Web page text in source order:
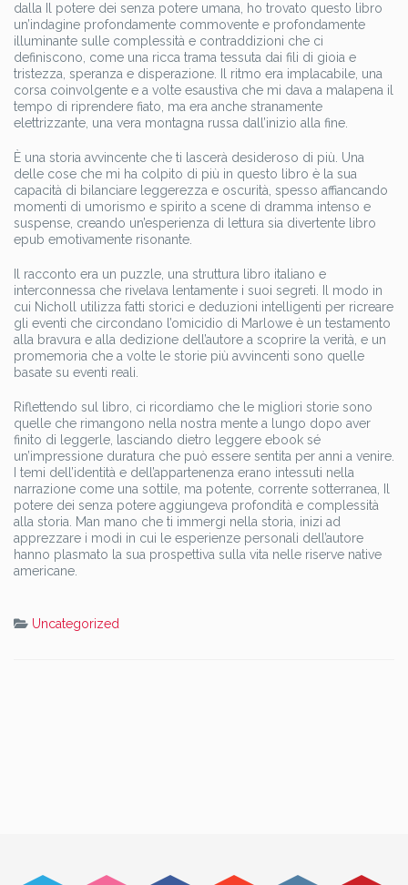
dalla Il potere dei senza potere umana, ho trovato questo libro
un’indagine profondamente commovente e profondamente
illuminante sulle complessità e contraddizioni che ci
definiscono, come una ricca trama tessuta dai fili di gioia e
tristezza, speranza e disperazione. Il ritmo era implacabile, una
corsa coinvolgente e a volte esaustiva che mi dava a malapena il
tempo di riprendere fiato, ma era anche stranamente
elettrizzante, una vera montagna russa dall’inizio alla fine.
È una storia avvincente che ti lascerà desideroso di più. Una
delle cose che mi ha colpito di più in questo libro è la sua
capacità di bilanciare leggerezza e oscurità, spesso affiancando
momenti di umorismo e spirito a scene di dramma intenso e
suspense, creando un’esperienza di lettura sia divertente libro
epub emotivamente risonante.
Il racconto era un puzzle, una struttura libro italiano e
interconnessa che rivelava lentamente i suoi segreti. Il modo in
cui Nicholl utilizza fatti storici e deduzioni intelligenti per ricreare
gli eventi che circondano l’omicidio di Marlowe è un testamento
alla bravura e alla dedizione dell’autore a scoprire la verità, e un
promemoria che a volte le storie più avvincenti sono quelle
basate su eventi reali.
Riflettendo sul libro, ci ricordiamo che le migliori storie sono
quelle che rimangono nella nostra mente a lungo dopo aver
finito di leggerle, lasciando dietro leggere ebook sé
un’impressione duratura che può essere sentita per anni a venire.
I temi dell’identità e dell’appartenenza erano intessuti nella
narrazione come una sottile, ma potente, corrente sotterranea, Il
potere dei senza potere aggiungeva profondità e complessità
alla storia. Man mano che ti immergi nella storia, inizi ad
apprezzare i modi in cui le esperienze personali dell’autore
hanno plasmato la sua prospettiva sulla vita nelle riserve native
americane.
Uncategorized